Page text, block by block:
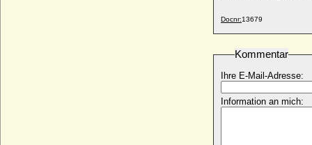
Docnr:13679
Kommentar
Ihre E-Mail-Adresse:
Information an mich: